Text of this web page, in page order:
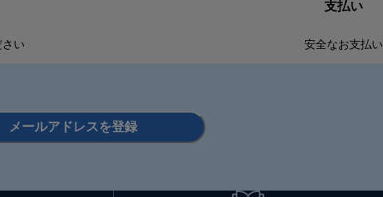
い
支払い
安全なお支払い
メールアドレスを登録